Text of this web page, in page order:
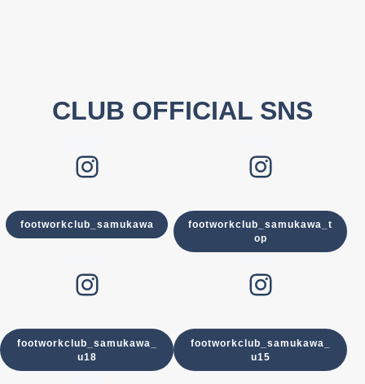
CLUB OFFICIAL SNS
Instagram
footworkclub_samukawa
Instagram
footworkclub_samukawa_t
op
Instagram
footworkclub_samukawa_
u18
Instagram
footworkclub_samukawa_
u15